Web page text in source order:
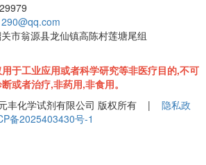
市翁源县龙仙镇高陈村莲塘尾组
于工业应用或者科学研究等非医疗目的,不可
或者治疗,非药用,非食用。
丰化学试剂有限公司 版权所有 | 隐私政
备2025403430号-1